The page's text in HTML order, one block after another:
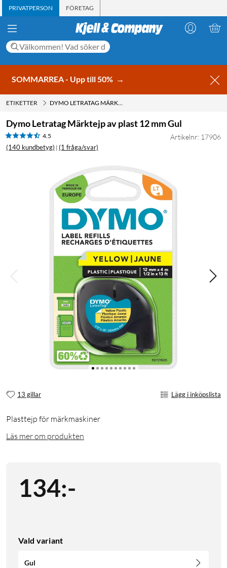
PRIVATPERSON FÖRETAG
SOMMARREA - Upp till 50% →
ETIKETTER DYMO LETRATAG MÄRKTEJP AV PLAST 12 MM GUL
Dymo Letratag Märktejp av plast 12 mm Gul
4.5
(140 kundbetyg) | (1 fråga/svar)
Artikelnr: 17906
13 gillar Lägg i inköpslista
Plasttejp för märkmaskiner
Läs mer om produkten
134:-
Vald variant
Gul